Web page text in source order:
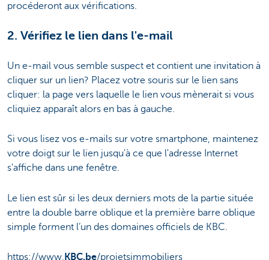
procéderont aux vérifications.
2. Vérifiez le lien dans l'e-mail
Un e-mail vous semble suspect et contient une invitation à
cliquer sur un lien? Placez votre souris sur le lien sans
cliquer: la page vers laquelle le lien vous mènerait si vous
cliquiez apparaît alors en bas à gauche.
Si vous lisez vos e-mails sur votre smartphone, maintenez
votre doigt sur le lien jusqu'à ce que l'adresse Internet
s'affiche dans une fenêtre.
Le lien est sûr si les deux derniers mots de la partie située
entre la double barre oblique et la première barre oblique
simple forment l’un des domaines officiels de KBC.
https://www. KBC.be/projetsimmobiliers